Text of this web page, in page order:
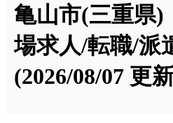
亀山市(三重県)
場求人/転職/派
(2026/08/07 更